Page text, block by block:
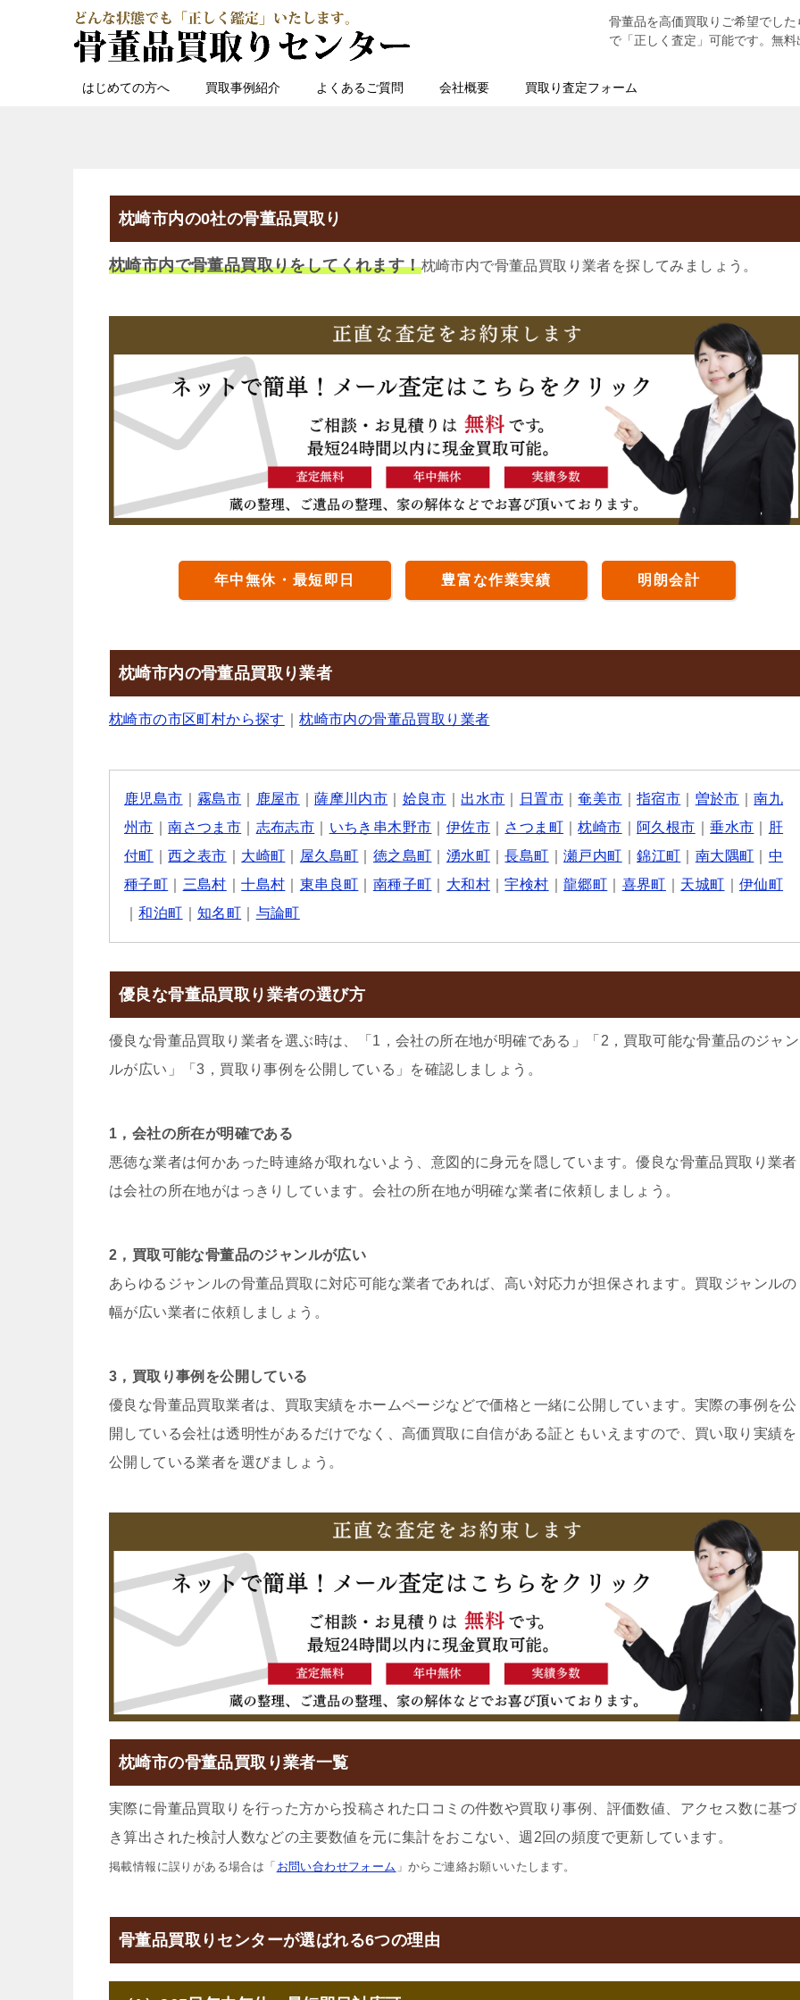
骨董品を高価買取りご希望でし
で「正しく査定」可能です。無
はじめての方へ 買取事例紹介 よくあるご質問 会社概要 買取り査定フォーム
枕崎市内の0社の骨董品買取り
枕崎市内で骨董品買取りをしてくれます！枕崎市内で骨董品買取り業者を探してみましょう。
年中無休・最短即日 豊富な作業実績 明朗会計
枕崎市内の骨董品買取り業者
枕崎市の市区町村から探す ｜枕崎市内の骨董品買取り業者
鹿児島市 霧島市 鹿屋市 ｜薩摩川内市 姶良市 出水市 日置市 ｜奄美市 ｜指宿市 曽於市 ｜南九
州市 ｜南さつま市 志布志市 いちき串木野市 伊佐市 さつま町 ｜枕崎市 阿久根市 ｜垂水市
肝
付町 ｜西之表市 大崎町 屋久島町 徳之島町 湧水町 ｜長島町 ｜瀬戸内町 ｜錦江町 南大隅町
中
種子町
三島村 ｜十島村 東串良町 南種子町 大和村 ｜宇検村 ｜龍郷町 喜界町 天城町
伊仙町
｜和泊町 ｜知名町 与論町
優良な骨董品買取り業者の選び方
優良な骨董品買取り業者を選ぶ時は、「1，会社の所在地が明確である」「2，買取可能な骨董品のジャン
ルが広い」「3，買取り事例を公開している」を確認しましょう。
1，会社の所在が明確である
悪徳な業者は何かあった時連絡が取れないよう、意図的に身元を隠しています。優良な骨董品買取り業者
は会社の所在地がはっきりしています。会社の所在地が明確な業者に依頼しましょう。
2，買取可能な骨董品のジャンルが広い
あらゆるジャンルの骨董品買取に対応可能な業者であれば、高い対応力が担保されます。買取ジャンルの
幅が広い業者に依頼しましょう。
3，買取り事例を公開している
優良な骨董品買取業者は、買取実績をホームページなどで価格と一緒に公開しています。実際の事例を公
開している会社は透明性があるだけでなく、高価買取に自信がある証ともいえますので、買い取り実績を
公開している業者を選びましょう。
枕崎市の骨董品買取り業者一覧
実際に骨董品買取りを行った方から投稿された口コミの件数や買取り事例、評価数値、アクセス数に基づ
き算出された検討人数などの主要数値を元に集計をおこない、週2回の頻度で更新しています。
掲載情報に誤りがある場合は「 お問い合わせフォーム 」からご連絡お願いいたします。
骨董品買取りセンターが選ばれる6つの理由